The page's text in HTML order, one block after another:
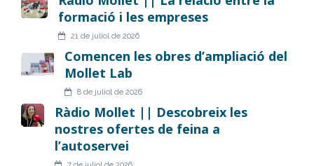
formació i les empreses
21 de juliol de 2026
Comencen les obres d’ampliació del
Mollet Lab
8 de juliol de 2026
Ràdio Mollet || Descobreix les
nostres ofertes de feina a
l’autoservei